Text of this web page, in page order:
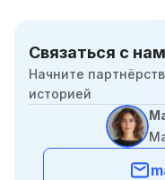
Связаться с
Начните
историей